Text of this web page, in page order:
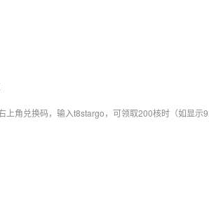
角兑换码，输入t8stargo，可领取200核时（如显示